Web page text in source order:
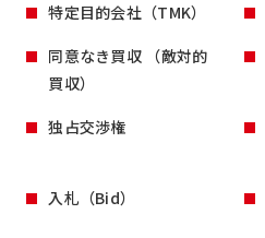
特定目的会社（TMK）
同意なき買収 （敵対的
買収）
独占交渉権
入札（Bid）